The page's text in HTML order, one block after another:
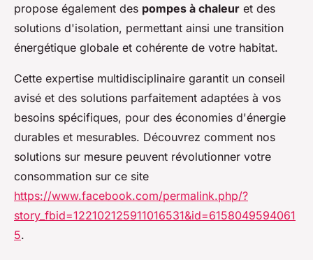
propose également des pompes à chaleur et des
solutions d'isolation, permettant ainsi une transition
énergétique globale et cohérente de votre habitat.
Cette expertise multidisciplinaire garantit un conseil
avisé et des solutions parfaitement adaptées à vos
besoins spécifiques, pour des économies d'énergie
durables et mesurables. Découvrez comment nos
solutions sur mesure peuvent révolutionner votre
consommation sur ce site
https://www.facebook.com/permalink.php/?
story_fbid=122102125911016531&id=6158049594061
5.